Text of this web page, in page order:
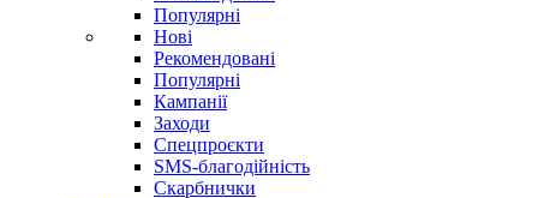
Популярні
Нові
Рекомендовані
Популярні
Кампанії
Заходи
Спецпроєкти
SMS-благодійність
Скарбнички